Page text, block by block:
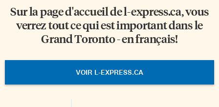
Sur la page d'accueil del-express.ca, vous
verrez tout ce qui est important dans le
Grand Toronto - en français!
VOIR L-EXPRESS.CA